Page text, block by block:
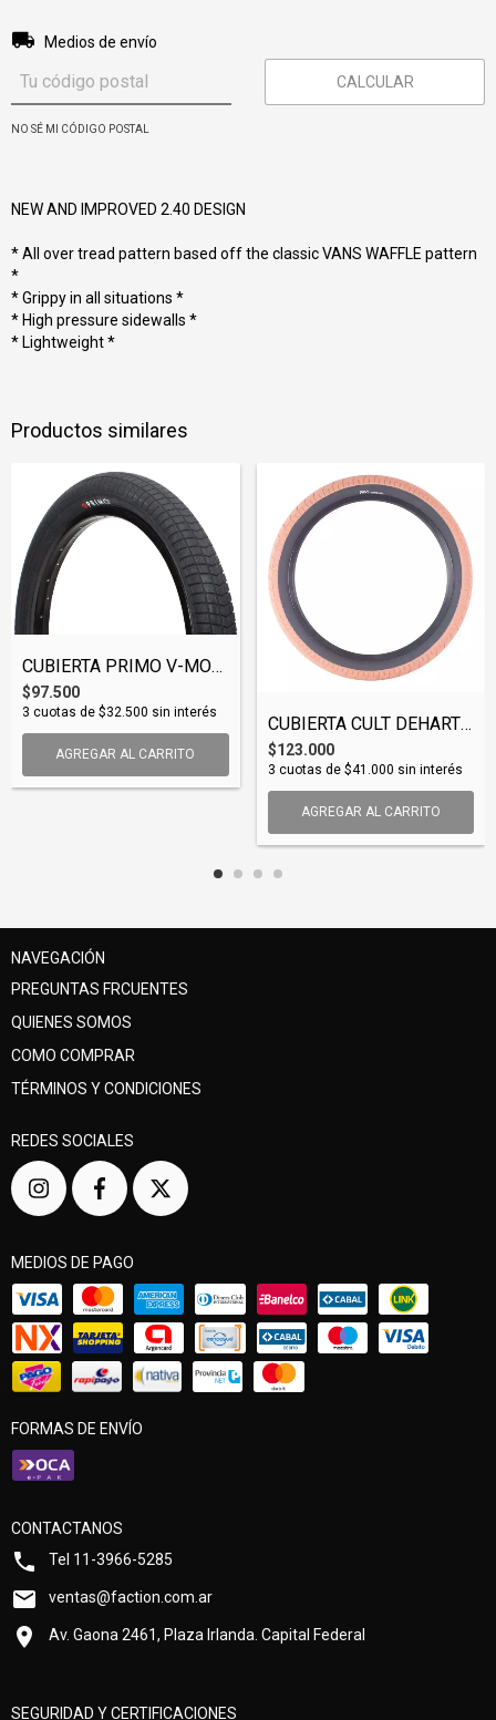
Entregas para el CP:
Medios de envío
CALCULAR
NO SÉ MI CÓDIGO POSTAL
NEW AND IMPROVED 2.40 DESIGN
* All over tread pattern based off the classic VANS WAFFLE pattern
*
* Grippy in all situations *
* High pressure sidewalls *
* Lightweight *
Productos similares
CUBIERTA PRIMO V-MONSTER (TIRPRI004)
$97.500
3 cuotas de $32.500 sin interés
AGREGAR AL CARRITO
CUBIERTA CULT DEHART (TIRCUL001)
$123.000
3 cuotas de $41.000 sin interés
AGREGAR AL CARRITO
NAVEGACIÓN
PREGUNTAS FRCUENTES
QUIENES SOMOS
COMO COMPRAR
TÉRMINOS Y CONDICIONES
REDES SOCIALES
MEDIOS DE PAGO
FORMAS DE ENVÍO
CONTACTANOS
Tel 11-3966-5285
ventas@faction.com.ar
Av. Gaona 2461, Plaza Irlanda. Capital Federal
SEGURIDAD Y CERTIFICACIONES